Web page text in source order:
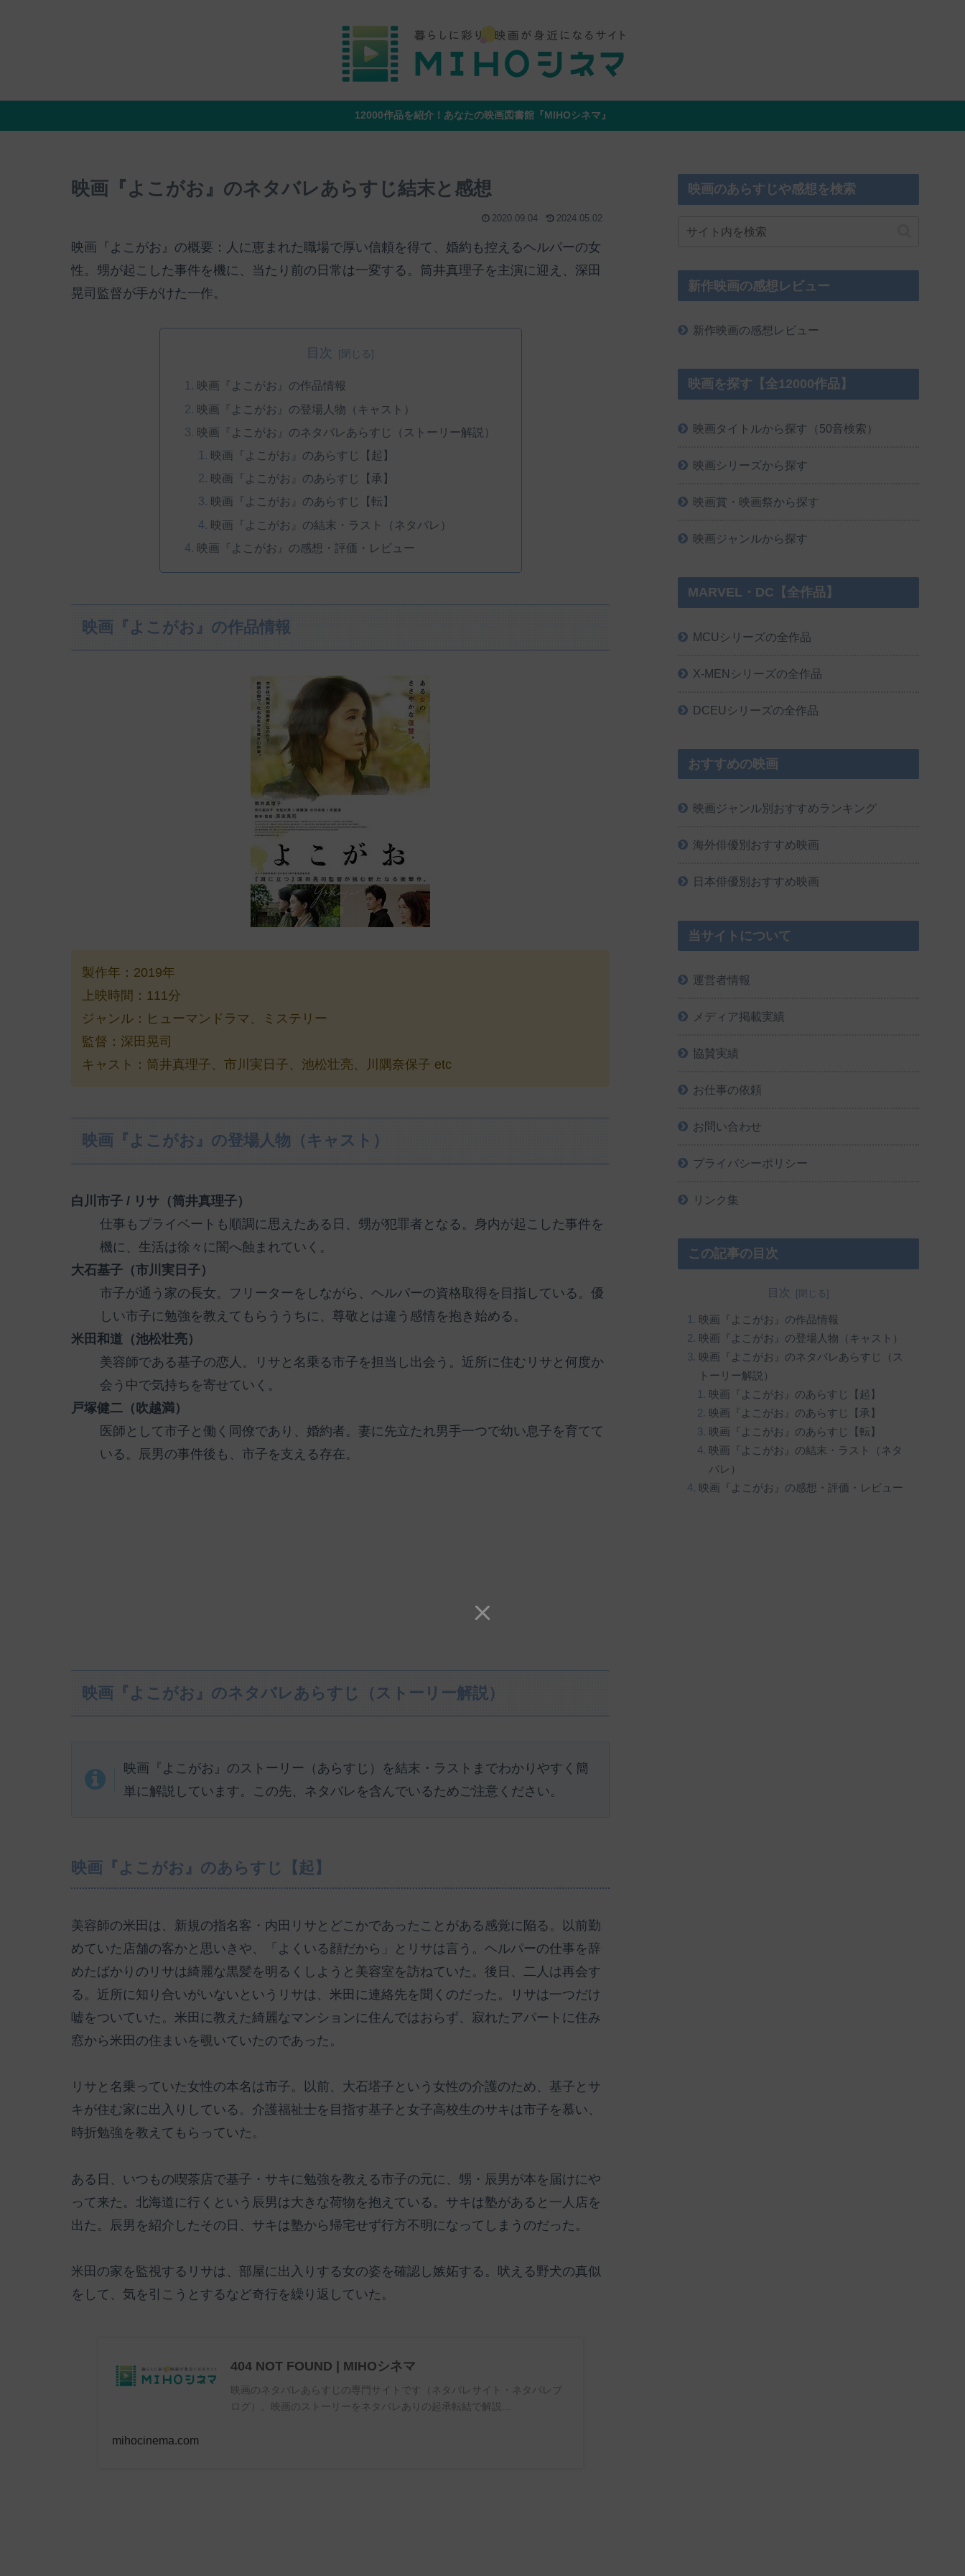
12000作品を紹介！あなたの映画図書館『MIHOシネマ』
映画『よこがお』のネタバレあらすじ結末と感想
2020.09.04 2024.05.02
映画『よこがお』の概要：人に恵まれた職場で厚い信頼を得て、婚約も控えるヘルパーの女
性。甥が起こした事件を機に、当たり前の日常は一変する。筒井真理子を主演に迎え、深田
晃司監督が手がけた一作。
目次
映画『よこがお』の作品情報
映画『よこがお』の登場人物（キャスト）
映画『よこがお』のネタバレあらすじ（ストーリー解説）
映画『よこがお』のあらすじ【起】
映画『よこがお』のあらすじ【承】
映画『よこがお』のあらすじ【転】
映画『よこがお』の結末・ラスト（ネタバレ）
映画『よこがお』の感想・評価・レビュー
映画『よこがお』の作品情報
製作年：2019年
上映時間：111分
ジャンル：ヒューマンドラマ、ミステリー
監督：深田晃司
キャスト：筒井真理子、市川実日子、池松壮亮、川隅奈保子 etc
映画『よこがお』の登場人物（キャスト）
白川市子 / リサ（筒井真理子）
仕事もプライベートも順調に思えたある日、甥が犯罪者となる。身内が起こした事件を
機に、生活は徐々に闇へ蝕まれていく。
大石基子（市川実日子）
市子が通う家の長女。フリーターをしながら、ヘルパーの資格取得を目指している。優
しい市子に勉強を教えてもらううちに、尊敬とは違う感情を抱き始める。
米田和道（池松壮亮）
美容師である基子の恋人。リサと名乗る市子を担当し出会う。近所に住むリサと何度か
会う中で気持ちを寄せていく。
戸塚健二（吹越満）
医師として市子と働く同僚であり、婚約者。妻に先立たれ男手一つで幼い息子を育てて
いる。辰男の事件後も、市子を支える存在。
映画『よこがお』のネタバレあらすじ（ストーリー解説）
映画『よこがお』のストーリー（あらすじ）を結末・ラストまでわかりやすく簡
単に解説しています。この先、ネタバレを含んでいるためご注意ください。
映画『よこがお』のあらすじ【起】
美容師の米田は、新規の指名客・内田リサとどこかであったことがある感覚に陥る。以前勤
めていた店舗の客かと思いきや、「よくいる顔だから」とリサは言う。ヘルパーの仕事を辞
めたばかりのリサは綺麗な黒髪を明るくしようと美容室を訪ねていた。後日、二人は再会す
る。近所に知り合いがいないというリサは、米田に連絡先を聞くのだった。リサは一つだけ
嘘をついていた。米田に教えた綺麗なマンションに住んではおらず、寂れたアパートに住み
窓から米田の住まいを覗いていたのであった。
リサと名乗っていた女性の本名は市子。以前、大石塔子という女性の介護のため、基子とサ
キが住む家に出入りしている。介護福祉士を目指す基子と女子高校生のサキは市子を慕い、
時折勉強を教えてもらっていた。
ある日、いつもの喫茶店で基子・サキに勉強を教える市子の元に、甥・辰男が本を届けにや
って来た。北海道に行くという辰男は大きな荷物を抱えている。サキは塾があると一人店を
出た。辰男を紹介したその日、サキは塾から帰宅せず行方不明になってしまうのだった。
米田の家を監視するリサは、部屋に出入りする女の姿を確認し嫉妬する。吠える野犬の真似
をして、気を引こうとするなど奇行を繰り返していた。
404 NOT FOUND | MIHOシネマ
映画のネタバレあらすじの専門サイトです（ネタバレサイト・ネタバレブ
ログ）。映画のストーリーをネタバレありの起承転結で解説...
mihocinema.com
映画のあらすじや感想を検索
新作映画の感想レビュー
新作映画の感想レビュー
映画を探す【全12000作品】
映画タイトルから探す（50音検索）
映画シリーズから探す
映画賞・映画祭から探す
映画ジャンルから探す
MARVEL・DC【全作品】
MCUシリーズの全作品
X-MENシリーズの全作品
DCEUシリーズの全作品
おすすめの映画
映画ジャンル別おすすめランキング
海外俳優別おすすめ映画
日本俳優別おすすめ映画
当サイトについて
運営者情報
メディア掲載実績
協賛実績
お仕事の依頼
お問い合わせ
プライバシーポリシー
リンク集
この記事の目次
目次
映画『よこがお』の作品情報
映画『よこがお』の登場人物（キャスト）
映画『よこがお』のネタバレあらすじ（ス
トーリー解説）
映画『よこがお』のあらすじ【起】
映画『よこがお』のあらすじ【承】
映画『よこがお』のあらすじ【転】
映画『よこがお』の結末・ラスト（ネタ
バレ）
映画『よこがお』の感想・評価・レビュー